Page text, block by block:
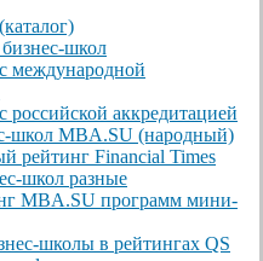
школ
международной
российской аккредитацией
школ MBA.SU (народный)
рейтинг Financial Times
школ разные
MBA.SU программ мини-
школы в рейтингах QS